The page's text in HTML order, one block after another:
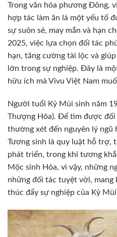
Trong văn hóa phương Đông,
hợp tác làm ăn là một yếu tố
sự suôn sẻ, may mắn và hạn
2025, việc lựa chọn đối tác
hạn, tăng cường tài lộc và
lớn trong sự nghiệp. Đây là
hữu ích mà Vivu Việt Nam
Người tuổi Kỷ Mùi sinh năm
Thượng Hỏa). Để tìm được
thường xét đến nguyên lý
Tương sinh là quy luật hỗ trợ,
phát triển, trong khi tương
Mộc sinh Hỏa, vì vậy, những
những đối tác tuyệt vời, mang
thúc đẩy sự nghiệp của Kỷ